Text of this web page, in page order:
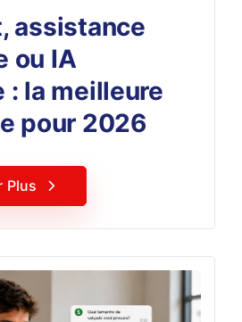
assistance
ou IA
: la meilleure
pour 2026
Plus